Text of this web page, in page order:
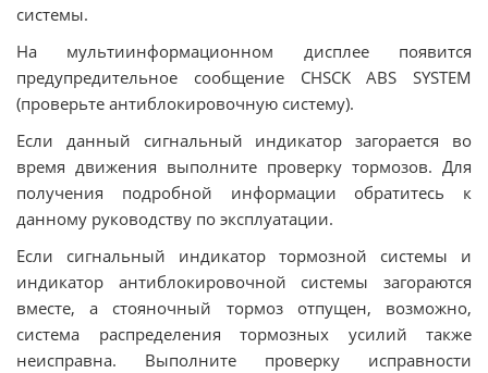
системы.
На мультиинформационном дисплее появится
предупредительное сообщение CHSCK ABS SYSTEM
(проверьте антиблокировочную систему).
Если данный сигнальный индикатор загорается во
время движения выполните проверку тормозов. Для
получения подробной информации обратитесь к
данному руководству по эксплуатации.
Если сигнальный индикатор тормозной системы и
индикатор антиблокировочной системы загораются
вместе, а стояночный тормоз отпущен, возможно,
система распределения тормозных усилий также
неисправна. Выполните проверку исправности